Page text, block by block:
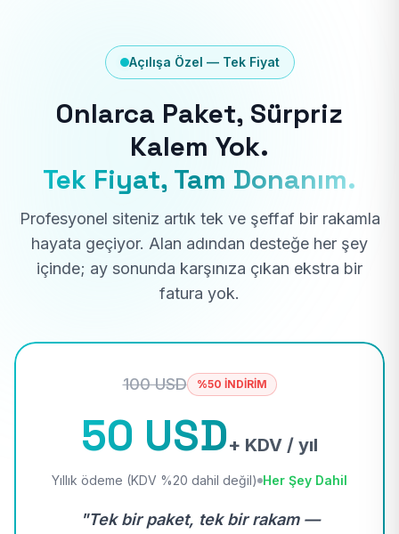
Açılışa Özel — Tek Fiyat
Onlarca Paket, Sürpriz
Kalem Yok.
Tek Fiyat, Tam Donanım.
Profesyonel siteniz artık tek ve şeffaf bir rakamla
hayata geçiyor. Alan adından desteğe her şey
içinde; ay sonunda karşınıza çıkan ekstra bir
fatura yok.
100 USD %50 İNDİRİM
50 USD+ KDV / yıl
Yıllık ödeme (KDV %20 dahil değil) Her Şey Dahil
"Tek bir paket, tek bir rakam —